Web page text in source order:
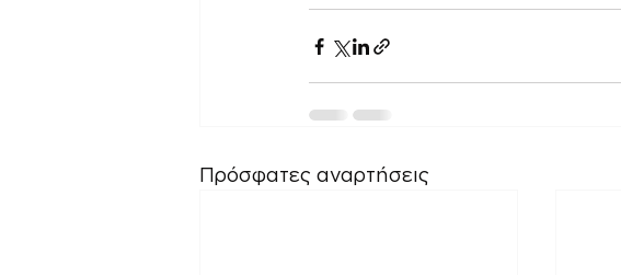
Πρόσφατες αναρτήσεις